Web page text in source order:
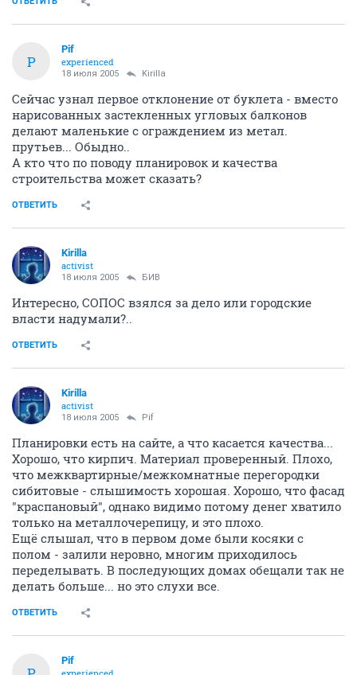
P
Pif
experienced
18 июля 2005 Kirilla
Сейчас узнал первое отклонение от буклета - вместо
нарисованных застекленных угловых балконов
делают маленькие с ограждением из метал.
прутьев... Обыдно..
А кто что по поводу планировок и качества
строительства может сказать?
ОТВЕТИТЬ
Kirilla
activist
18 июля 2005 БИВ
Интересно, СОПОС взялся за дело или городские
власти надумали?..
ОТВЕТИТЬ
Kirilla
activist
18 июля 2005 Pif
Планировки есть на сайте, а что касается качества...
Хорошо, что кирпич. Материал проверенный. Плохо,
что межквартирные/межкомнатные перегородки
сибитовые - слышимость хорошая. Хорошо, что фасад
"краспановый", однако видимо потому денег хватило
только на металлочерепицу, и это плохо.
Ещё слышал, что в первом доме были косяки с
полом - залили неровно, многим приходилось
переделывать. В последующих домах обещали так не
делать больше... но это слухи все.
ОТВЕТИТЬ
Pif